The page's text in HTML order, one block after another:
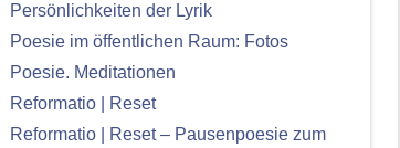
Persönlichkeiten der Lyrik
Poesie im öffentlichen Raum: Fotos
Poesie. Meditationen
Reformatio | Reset
Reformatio | Reset – Pausenpoesie zum